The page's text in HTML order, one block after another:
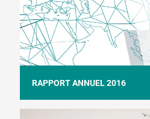
RAPPORT ANNUEL 2016